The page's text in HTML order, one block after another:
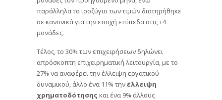
παράλληλα το ισοζύγιο των τιμών διατηρήθηκε
σε κανονικά για την εποχή επίπεδα στις +4
μονάδες.
Τέλος, το 30% των επιχειρήσεων δηλώνει
απρόσκοπτη επιχειρηματική λειτουργία, με το
27% να αναφέρει την έλλειψη εργατικού
δυναμικού, άλλο ένα 11% τηνέλλειψη
χρηματοδότησης και ένα 9% άλλους